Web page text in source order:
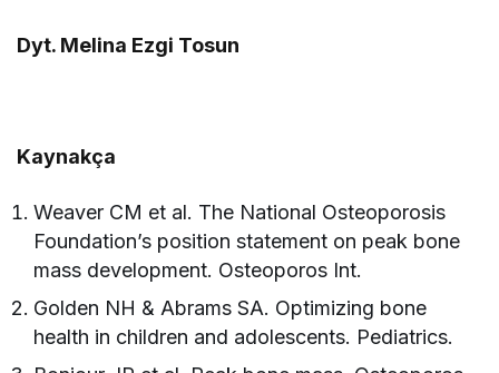
Dyt. Melina Ezgi Tosun
Kaynakça
Weaver CM et al. The National Osteoporosis
Foundation’s position statement on peak bone
mass development. Osteoporos Int.
Golden NH & Abrams SA. Optimizing bone
health in children and adolescents. Pediatrics.